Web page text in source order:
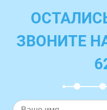
ЗВОНИТЕ